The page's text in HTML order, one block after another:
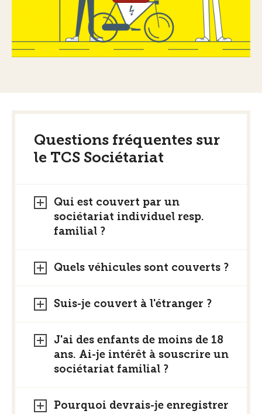
Questions fréquentes sur
le TCS Sociétariat
Qui est couvert par un
sociétariat individuel resp.
familial ?
Quels véhicules sont couverts ?
Suis-je couvert à l'étranger ?
J'ai des enfants de moins de 18
ans. Ai-je intérêt à souscrire un
sociétariat familial ?
Pourquoi devrais-je enregistrer